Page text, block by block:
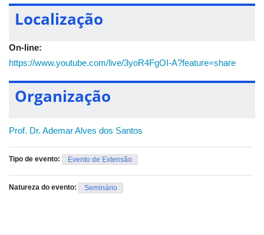
isso, que o interessado acesse o webinário no dia e horário
agendados.
assinarem a lista de presença,
webinário.
Localização
On-line:
https://www.youtube.com/live/3yoR4FgOI-A?feature=share
Organização
Prof. Dr. Ademar Alves dos Santos
Tipo de evento: Evento de Extensão
Natureza do evento: Seminário